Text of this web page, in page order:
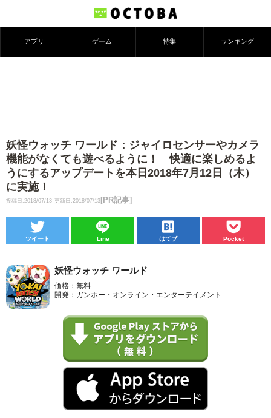
アプリ ゲーム 特集 ランキング
妖怪ウォッチ ワールド：ジャイロセンサーやカメラ
機能がなくても遊べるように！ 快適に楽しめるよ
うにするアップデートを本日2018年7月12日（木）
に実施！
投稿日:2018/07/13 更新日:2018/07/13 [PR記事]
ツイート Line はてブ Pocket
妖怪ウォッチ ワールド
価格：無料
開発：ガンホー・オンライン・エンターテイメント